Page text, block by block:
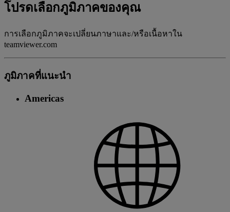
โปรดเลือกภูมิภาคของคุณ
การเลือกภูมิภาคจะเปลี่ยนภาษาและ/หรือเนื้อหาใน
teamviewer.com
ภูมิภาคที่แนะนํา
Americas